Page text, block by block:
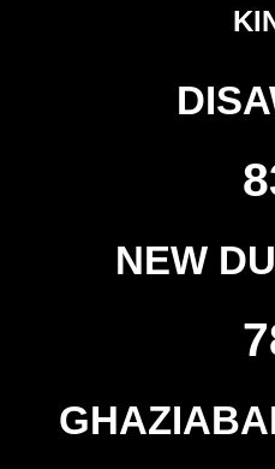
NEW